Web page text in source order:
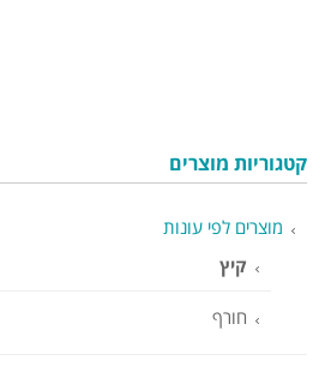
קטגוריות מוצרים
מוצרים לפי עונות
קיץ
חורף